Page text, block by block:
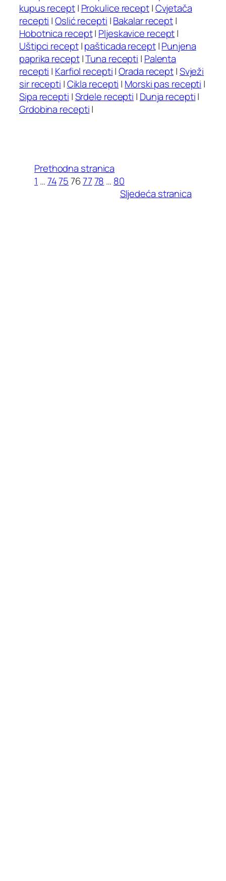
kupus recept| Prokulice recept|Cvjetača
recepti |Oslić recepti |Bakalar recept|
Hobotnica recept| Pljeskavice recept|
Uštipci recept|pašticada recept|Punjena
paprika recept|Tuna recepti | Palenta
recepti | Karfiol recepti|Orada recept|Svježi
sir recepti |Cikla recepti | Morski pas recepti |
Sipa recepti |Srdele recepti | Dunja recepti|
Grdobina recepti|
Prethodna stranica
1 …7475767778 … 80
Sljedeća stranica